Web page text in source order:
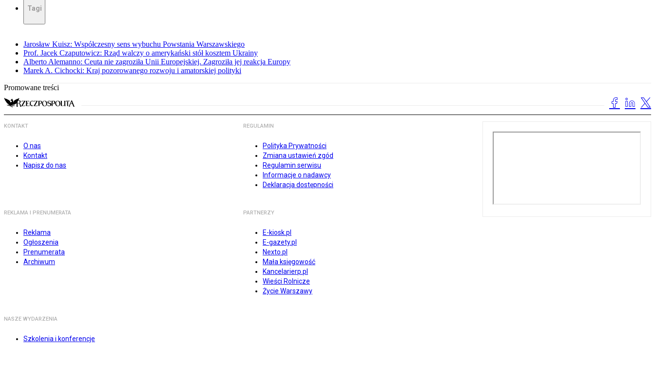
Tagi
Jarosław Kuisz: Współczesny sens wybuchu Powstania Warszawskiego
Prof. Jacek Czaputowicz: Rząd walczy o amerykański stół kosztem Ukrainy
Alberto Alemanno: Ceuta nie zagroziła Unii Europejskiej. Zagroziła jej reakcja Europy
Marek A. Cichocki: Kraj pozorowanego rozwoju i amatorskiej polityki
Promowane treści
KONTAKT
O nas
Kontakt
Napisz do nas
REGULAMIN
Polityka Prywatności
Zmiana ustawień zgód
Regulamin serwisu
Informacje o nadawcy
Deklaracja dostępności
REKLAMA I PRENUMERATA
Reklama
Ogłoszenia
Prenumerata
Archiwum
PARTNERZY
E-kiosk.pl
E-gazety.pl
Nexto.pl
Mała księgowość
Kancelarierp.pl
Wieści Rolnicze
Życie Warszawy
NASZE WYDARZENIA
Szkolenia i konferencje